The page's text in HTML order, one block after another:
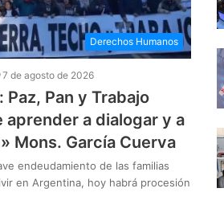
Derechos Humanos
7 de agosto de 2026
Paz, Pan y Trabajo
aprender a dialogar y a
Mons. García Cuerva
endeudamiento de las familias
en Argentina, hoy habrá procesión